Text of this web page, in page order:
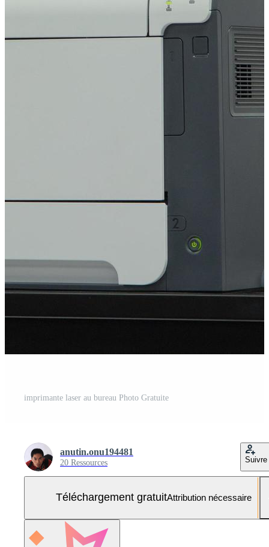
imprimante laser au bureau Photo Gratuite
anutin.onu194481
20 Ressources Suivre
Téléchargement gratuitAttribution nécessaire